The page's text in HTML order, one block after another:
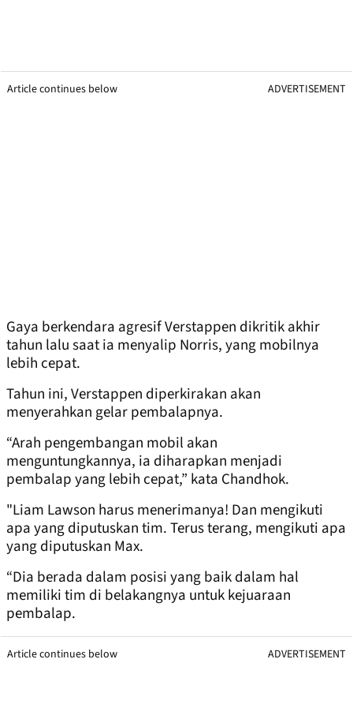
Article continues below ADVERTISEMENT
Gaya berkendara agresif Verstappen dikritik akhir
tahun lalu saat ia menyalip Norris, yang mobilnya
lebih cepat.
Tahun ini, Verstappen diperkirakan akan
menyerahkan gelar pembalapnya.
“Arah pengembangan mobil akan
menguntungkannya, ia diharapkan menjadi
pembalap yang lebih cepat,” kata Chandhok.
"Liam Lawson harus menerimanya! Dan mengikuti
apa yang diputuskan tim. Terus terang, mengikuti apa
yang diputuskan Max.
“Dia berada dalam posisi yang baik dalam hal
memiliki tim di belakangnya untuk kejuaraan
pembalap.
Article continues below ADVERTISEMENT